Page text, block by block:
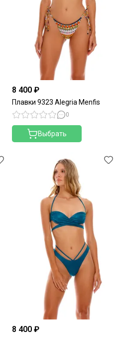
8 400 ₽
Плавки 9323 Alegria Menfis
0
Выбрать
8 400 ₽